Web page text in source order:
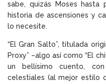
sabe, quizás Moses
historia de ascensiones y
lo necesite.
“El Gran Salto”, titulada
Proxy” –algo así como “El
un bellísimo cuento, con
celestiales (al mejor estilo